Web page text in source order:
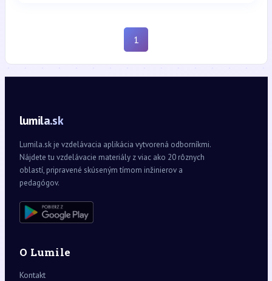
1
lumila.sk
Lumila.sk je vzdelávacia aplikácia vytvorená odborníkmi.
Nájdete tu vzdelávacie materiály z viac ako 20 rôznych
oblastí, pripravené skúseným tímom inžinierov a
pedagógov.
O Lumile
Kontakt